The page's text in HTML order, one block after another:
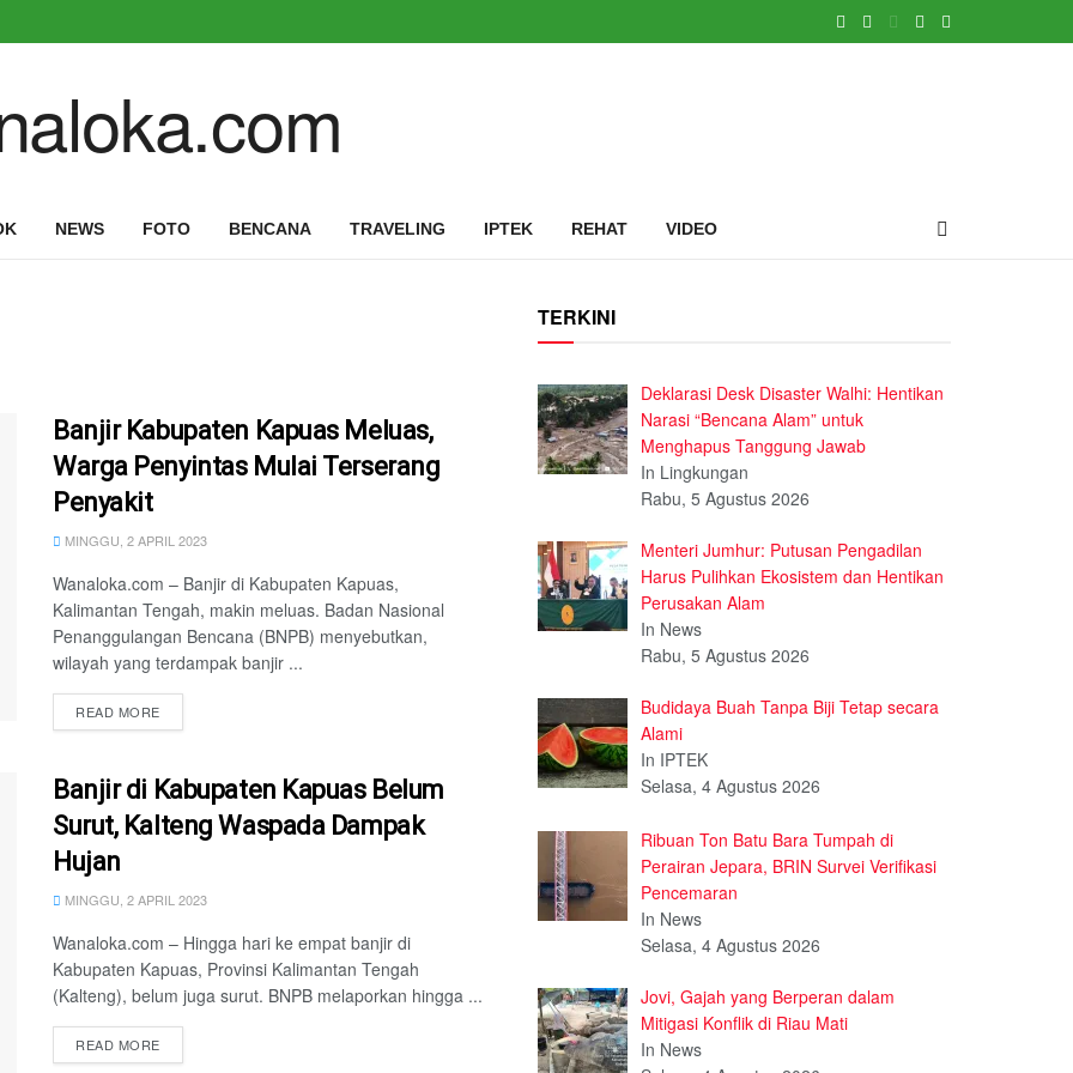
NEWS FOTO BENCANA TRAVELING IPTEK REHAT VIDEO
Banjir Kabupaten Kapuas Meluas,
Warga Penyintas Mulai Terserang
Penyakit
MINGGU, 2 APRIL 2023
Wanaloka.com – Banjir di Kabupaten Kapuas,
Kalimantan Tengah, makin meluas. Badan Nasional
Penanggulangan Bencana (BNPB) menyebutkan,
wilayah yang terdampak banjir ...
READ MORE
Banjir di Kabupaten Kapuas Belum
Surut, Kalteng Waspada Dampak
Hujan
MINGGU, 2 APRIL 2023
Wanaloka.com – Hingga hari ke empat banjir di
Kabupaten Kapuas, Provinsi Kalimantan Tengah
(Kalteng), belum juga surut. BNPB melaporkan hingga ...
READ MORE
TERKINI
Deklarasi Desk Disaster Walhi: Hentikan
Narasi “Bencana Alam” untuk
Menghapus Tanggung Jawab
In Lingkungan
Rabu, 5 Agustus 2026
Menteri Jumhur: Putusan Pengadilan
Harus Pulihkan Ekosistem dan Hentikan
Perusakan Alam
In News
Rabu, 5 Agustus 2026
Budidaya Buah Tanpa Biji Tetap secara
Alami
In IPTEK
Selasa, 4 Agustus 2026
Ribuan Ton Batu Bara Tumpah di
Perairan Jepara, BRIN Survei Verifikasi
Pencemaran
In News
Selasa, 4 Agustus 2026
Jovi, Gajah yang Berperan dalam
Mitigasi Konflik di Riau Mati
In News